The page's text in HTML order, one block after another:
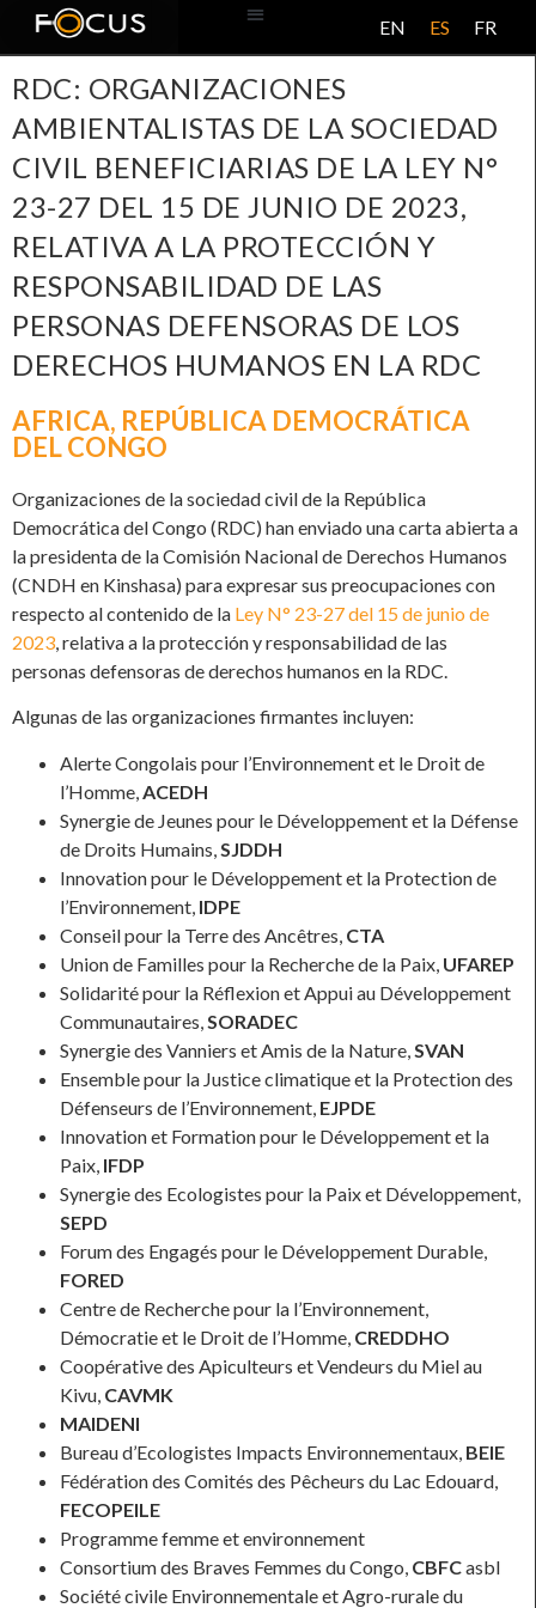
EN ES FR
RDC: ORGANIZACIONES
AMBIENTALISTAS DE LA SOCIEDAD
CIVIL BENEFICIARIAS DE LA LEY N°
23-27 DEL 15 DE JUNIO DE 2023,
RELATIVA A LA PROTECCIÓN Y
RESPONSABILIDAD DE LAS
PERSONAS DEFENSORAS DE LOS
DERECHOS HUMANOS EN LA RDC
AFRICA, REPÚBLICA DEMOCRÁTICA
DEL CONGO
Organizaciones de la sociedad civil de la República
Democrática del Congo (RDC) han enviado una carta abierta a
la presidenta de la Comisión Nacional de Derechos Humanos
(CNDH en Kinshasa) para expresar sus preocupaciones con
respecto al contenido de la Ley N° 23-27 del 15 de junio de
2023, relativa a la protección y responsabilidad de las
personas defensoras de derechos humanos en la RDC.
Algunas de las organizaciones firmantes incluyen:
Alerte Congolais pour l’Environnement et le Droit de
l’Homme, ACEDH
Synergie de Jeunes pour le Développement et la Défense
de Droits Humains, SJDDH
Innovation pour le Développement et la Protection de
l’Environnement, IDPE
Conseil pour la Terre des Ancêtres, CTA
Union de Familles pour la Recherche de la Paix, UFAREP
Solidarité pour la Réflexion et Appui au Développement
Communautaires, SORADEC
Synergie des Vanniers et Amis de la Nature, SVAN
Ensemble pour la Justice climatique et la Protection des
Défenseurs de l’Environnement, EJPDE
Innovation et Formation pour le Développement et la
Paix, IFDP
Synergie des Ecologistes pour la Paix et Développement,
SEPD
Forum des Engagés pour le Développement Durable,
FORED
Centre de Recherche pour la l’Environnement,
Démocratie et le Droit de l’Homme, CREDDHO
Coopérative des Apiculteurs et Vendeurs du Miel au
Kivu, CAVMK
MAIDENI
Bureau d’Ecologistes Impacts Environnementaux, BEIE
Fédération des Comités des Pêcheurs du Lac Edouard,
FECOPEILE
Programme femme et environnement
Consortium des Braves Femmes du Congo, CBFCasbl
Société civile Environnementale et Agro-rurale du